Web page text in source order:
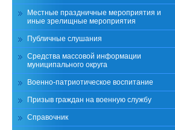
Местные праздничные мероприятия и
иные зрелищные мероприятия
Публичные слушания
Средства массовой информации
муниципального округа
Военно-патриотическое воспитание
Призыв граждан на военную службу
Справочник